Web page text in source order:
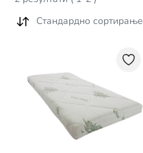
Стандардно сортирање